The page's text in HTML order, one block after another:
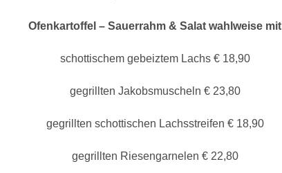
Ofenkartoffel – Sauerrahm & Salat wahlweise mit
schottischem gebeiztem Lachs € 18,90
gegrillten Jakobsmuscheln € 23,80
gegrillten schottischen Lachsstreifen € 18,90
gegrillten Riesengarnelen € 22,80